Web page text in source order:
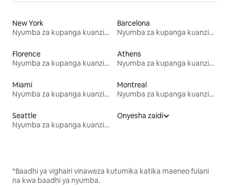
New York
Nyumba za kupanga kuanzia mwezi mmoja
Barcelona
Nyumba za kupanga kuanzia mwezi mmoja
Florence
Nyumba za kupanga kuanzia mwezi mmoja
Athens
Nyumba za kupanga kuanzia mwezi mmoja
Miami
Nyumba za kupanga kuanzia mwezi mmoja
Montreal
Nyumba za kupanga kuanzia mwezi mmoja
Seattle
Nyumba za kupanga kuanzia mwezi mmoja
Onyesha zaidi
*Baadhi ya vighairi vinaweza kutumika katika maeneo fulani
na kwa baadhi ya nyumba.